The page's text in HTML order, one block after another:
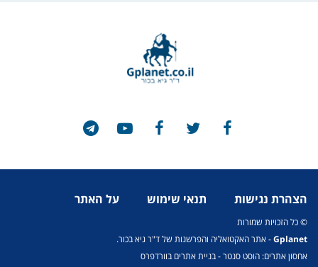
הצהרת נגישות תנאי שימוש על האתר
© כל הזכויות שמורות
Gplanet- אתר האקטואליה והפרשנות של ד"ר גיא בכור.
אחסון אתרים: הוסט סנטר-בניית אתרים בוורדפרס